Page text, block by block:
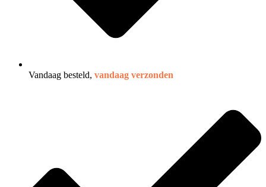
Vandaag besteld, vandaag verzonden